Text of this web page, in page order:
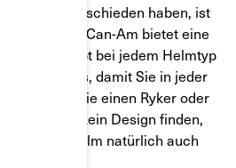
Helmtyp entschieden haben, ist
zu gehen – Can-Am bietet eine
an. Es gibt bei jedem Helmtyp
und Designs, damit Sie in jeder
egal ob Sie einen Ryker oder
wenn Sie kein Design finden,
Sie den Helm natürlich auch